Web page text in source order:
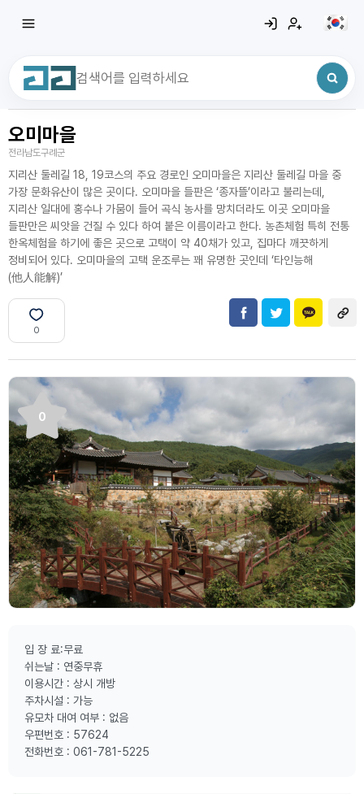
최근 검색어
오미마을
전라남도구례군
지리산 둘레길 18, 19코스의 주요 경로인 오미마을은 지리산 둘레길 마을 중
가장 문화유산이 많은 곳이다. 오미마을 들판은 ‘종자뜰’이라고 불리는데,
지리산 일대에 홍수나 가뭄이 들어 곡식 농사를 망치더라도 이곳 오미마을
들판만은 씨앗을 건질 수 있다 하여 붙은 이름이라고 한다. 농촌체험 특히 전통
한옥체험을 하기에 좋은 곳으로 고택이 약 40채가 있고, 집마다 깨끗하게
정비되어 있다. 오미마을의 고택 운조루는 꽤 유명한 곳인데 ‘타인능해
(他人能解)’
0
0
입 장 료:무료
쉬는날 : 연중무휴
이용시간 : 상시 개방
주차시설 : 가능
유모차 대여 여부 : 없음
우편번호 : 57624
전화번호 : 061-781-5225